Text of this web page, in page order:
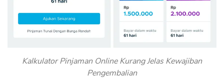
Kalkulator Pinjaman Online Kurang Jelas Kewajiban
Pengembalian